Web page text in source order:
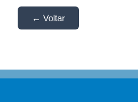
← Voltar